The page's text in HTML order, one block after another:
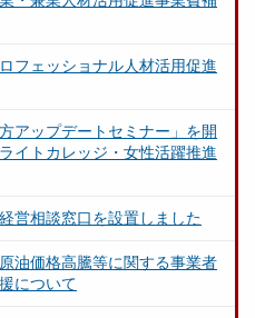
フェッショナル人材活用促進
アップデートセミナー」を開
イトカレッジ・女性活躍推進
営相談窓口を設置しました
油価格高騰等に関する事業者
について